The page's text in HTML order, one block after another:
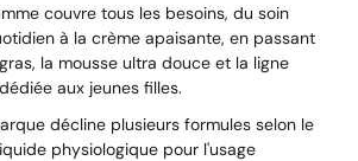
couvre tous les besoins, du soin
à la crème apaisante, en passant
la mousse ultra douce et la ligne
aux jeunes filles.
décline plusieurs formules selon le
physiologique pour l'usage